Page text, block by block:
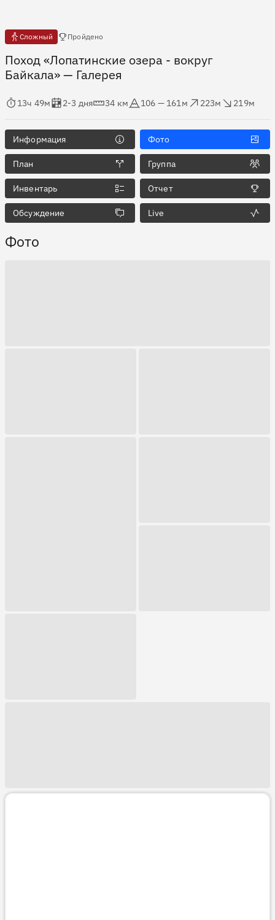
Сложный Пройдено
Поход «Лопатинские озера - вокруг
Байкала»— Галерея
в пути
13ч 49м
Оценка в днях
2-3 дня
Дистанция
34 км
Абсолютная высота
106 — 161м
223м
219м
Информация Фото
План Группа
Инвентарь Отчет
Обсуждение Live
Фото